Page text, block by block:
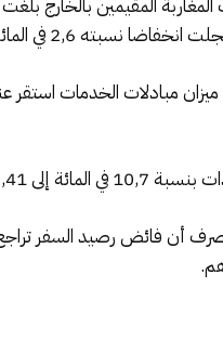
المائة مقارنة بشهر يناير 2023.
المائة إلى 20,87 مليار درهم.